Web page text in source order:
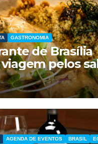
GASTRONOMIA
de Brasília
pelos
durante
AGENDA DE EVENTOS BRASIL